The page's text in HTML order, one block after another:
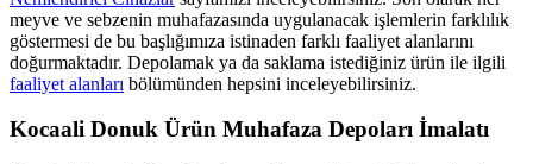
meyve ve sebzenin muhafazasında uygulanacak işlemlerin farklılık
göstermesi de bu başlığımıza istinaden farklı faaliyet alanlarını
doğurmaktadır. Depolamak ya da saklama istediğiniz ürün ile ilgili
faaliyet alanları bölümünden hepsini inceleyebilirsiniz.
Kocaali Donuk Ürün Muhafaza Depoları İmalatı